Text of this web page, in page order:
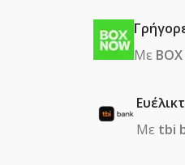
Με
Με tbi